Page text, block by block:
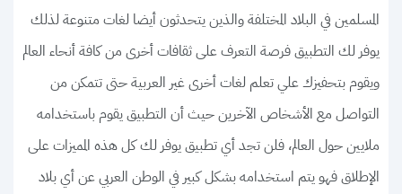
المسلمين في البلاد المختلفة والذين يتحدثون أيضا لغات متنوعة لذلك
يوفر لك التطبيق فرصة التعرف على ثقافات أخرى من كافة أنحاء العالم
ويقوم بتحفيزك علي تعلم لغات أخرى غير العربية حتى تتمكن من
التواصل مع الأشخاص الآخرين حيث أن التطبيق يقوم باستخدامه
ملايين حول العالم، فلن تجد أي تطبيق يوفر لك كل هذه المميزات على
الإطلاق فهو يتم استخدامه بشكل كبير في الوطن العربي عن أي بلاد